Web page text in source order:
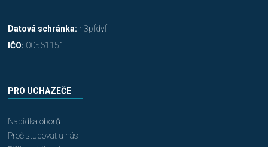
Datová schránka: h3pfdvf
IČO: 00561151
PRO UCHAZEČE
Nabídka oborů
Proč studovat u nás